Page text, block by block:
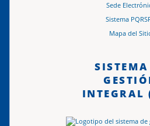
Sede
Sistema
Mapa del
SISTEMA
INTEGRAL